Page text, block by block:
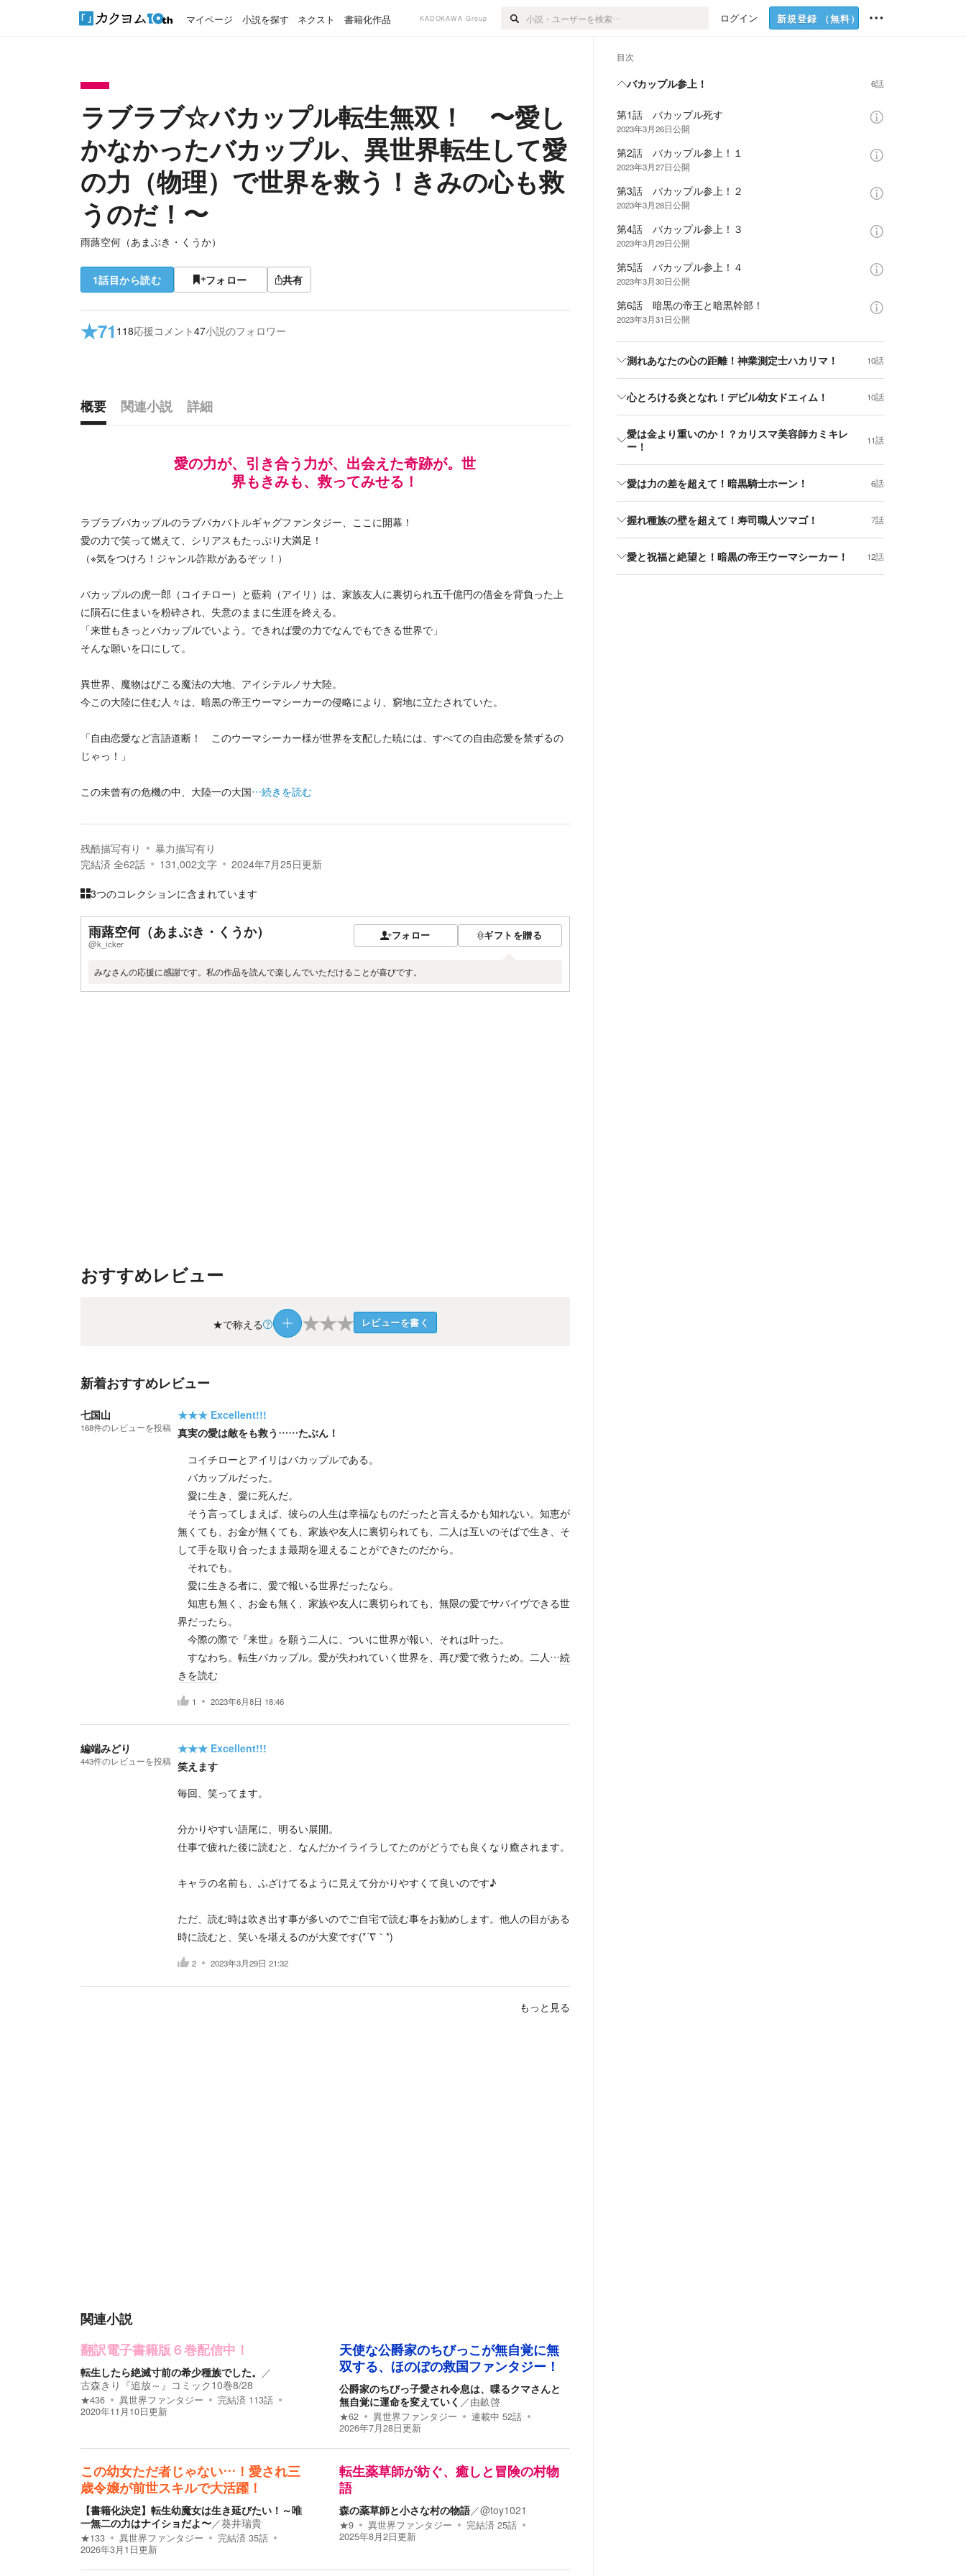
マイページ 小説を探す ネクスト 書籍化作品 KADOKAWA Group ログイン 新規登録 （無料）
ラブラブ☆バカップル転生無双！ 〜愛し
かなかったバカップル、異世界転生して愛
の力（物理）で世界を救う！きみの心も救
うのだ！〜
雨蕗空何（あまぶき・くうか）
1話目から読む フォロー 共有
★71 118応援コメント47小説のフォロワー
概要 関連小説
詳細
愛の力が、引き合う力が、出会えた奇跡が。世
界もきみも、救ってみせる！
ラブラブバカップルのラブバカバトルギャグファンタジー、ここに開幕！
愛の力で笑って燃えて、シリアスもたっぷり大満足！
（※気をつけろ！ジャンル詐欺があるぞッ！）
バカップルの虎一郎（コイチロー）と藍莉（アイリ）は、家族友人に裏切られ五千億円の借金を背負った上
に隕石に住まいを粉砕され、失意のままに生涯を終える。
「来世もきっとバカップルでいよう。できれば愛の力でなんでもできる世界で」
そんな願いを口にして。
異世界、魔物はびこる魔法の大地、アイシテルノサ大陸。
今この大陸に住む人々は、暗黒の帝王ウーマシーカーの侵略により、窮地に立たされていた。
「自由恋愛など言語道断！ このウーマシーカー様が世界を支配した暁には、すべての自由恋愛を禁ずるの
じゃっ！」
この未曾有の危機の中、大陸一の大国…続きを読む
残酷描写有り
暴力描写有り
完結済 全62話 131,002文字 2024年7月25日更新
3つのコレクションに含まれています
雨蕗空何（あまぶき・くうか）
@k_icker
フォロー ギフトを贈る
みなさんの応援に感謝です。私の作品を読んで楽しんでいただけることが喜びです。
おすすめレビュー
★で称える ★★★ レビューを書く
新着おすすめレビュー
七国山
168件のレビューを投稿
★★★ Excellent!!!
真実の愛は敵をも救う……たぶん！
コイチローとアイリはバカップルである。
バカップルだった。
愛に生き、愛に死んだ。
そう言ってしまえば、彼らの人生は幸福なものだったと言えるかも知れない。知恵が
無くても、お金が無くても、家族や友人に裏切られても、二人は互いのそばで生き、そ
して手を取り合ったまま最期を迎えることができたのだから。
それでも。
愛に生きる者に、愛で報いる世界だったなら。
知恵も無く、お金も無く、家族や友人に裏切られても、無限の愛でサバイヴできる世
界だったら。
今際の際で『来世』を願う二人に、ついに世界が報い、それは叶った。
すなわち。転生バカップル。愛が失われていく世界を、再び愛で救うため。二人…続
きを読む
1 2023年6月8日 18:46
編端みどり
443件のレビューを投稿
★★★ Excellent!!!
笑えます
毎回、笑ってます。
分かりやすい語尾に、明るい展開。
仕事で疲れた後に読むと、なんだかイライラしてたのがどうでも良くなり癒されます。
キャラの名前も、ふざけてるように見えて分かりやすくて良いのです♪
ただ、読む時は吹き出す事が多いのでご自宅で読む事をお勧めします。他人の目がある
時に読むと、笑いを堪えるのが大変です(*´∇｀*)
2 2023年3月29日 21:32
もっと見る
関連小説
翻訳電子書籍版６巻配信中！
転生したら絶滅寸前の希少種族でした。 ／
古森きり『追放～』コミック10巻8/28
★436 異世界ファンタジー 完結済 113話
2020年11月10日更新
天使な公爵家のちびっこが無自覚に無
双する、ほのぼの救国ファンタジー！
公爵家のちびっ子愛され令息は、喋るクマさんと
無自覚に運命を変えていく ／由畝啓
★62 異世界ファンタジー 連載中 52話
2026年7月28日更新
この幼女ただ者じゃない…！愛され三
歳令嬢が前世スキルで大活躍！
【書籍化決定】転生幼魔女は生き延びたい！～唯
一無二の力はナイショだよ〜／葵井瑞貴
★133 異世界ファンタジー 完結済 35話
2026年3月1日更新
転生薬草師が紡ぐ、癒しと冒険の村物
語
森の薬草師と小さな村の物語／@toy1021
★9 異世界ファンタジー 完結済 25話
2025年8月2日更新
目次
バカップル参上！ 6話
第1話 バカップル死す
2023年3月26日公開
第2話 バカップル参上！１
2023年3月27日公開
第3話 バカップル参上！２
2023年3月28日公開
第4話 バカップル参上！３
2023年3月29日公開
第5話 バカップル参上！４
2023年3月30日公開
第6話 暗黒の帝王と暗黒幹部！
2023年3月31日公開
測れあなたの心の距離！神業測定士ハカリマ！ 10話
心とろける炎となれ！デビル幼女ドエィム！ 10話
愛は金より重いのか！？カリスマ美容師カミキレ
ー！
11話
愛は力の差を超えて！暗黒騎士ホーン！ 6話
握れ種族の壁を超えて！寿司職人ツマゴ！ 7話
愛と祝福と絶望と！暗黒の帝王ウーマシーカー！ 12話